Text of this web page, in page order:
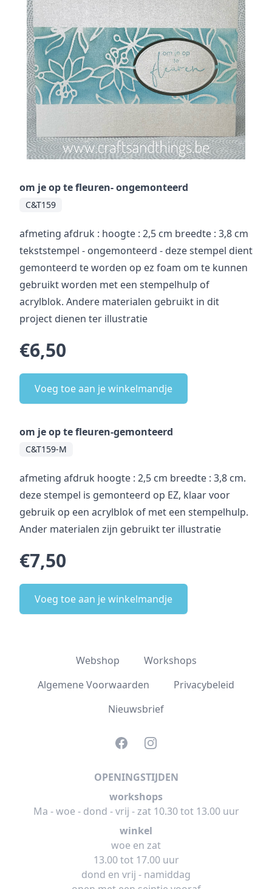
om je op te fleuren- ongemonteerd
C&T159
afmeting afdruk : hoogte : 2,5 cm breedte : 3,8 cm
tekststempel - ongemonteerd - deze stempel dient
gemonteerd te worden op ez foam om te kunnen
gebruikt worden met een stempelhulp of
acrylblok. Andere materialen gebruikt in dit
project dienen ter illustratie
€6,50
Voeg toe aan je winkelmandje
om je op te fleuren-gemonteerd
C&T159-M
afmeting afdruk hoogte : 2,5 cm breedte : 3,8 cm.
deze stempel is gemonteerd op EZ, klaar voor
gebruik op een acrylblok of met een stempelhulp.
Ander materialen zijn gebruikt ter illustratie
€7,50
Voeg toe aan je winkelmandje
Webshop
Workshops
Algemene Voorwaarden
Privacybeleid
Nieuwsbrief
FacebookInstagram
OPENINGSTIJDEN
workshops
Ma - woe - dond - vrij - zat 10.30 tot 13.00 uur
winkel
woe en zat
13.00 tot 17.00 uur
dond en vrij - namiddag